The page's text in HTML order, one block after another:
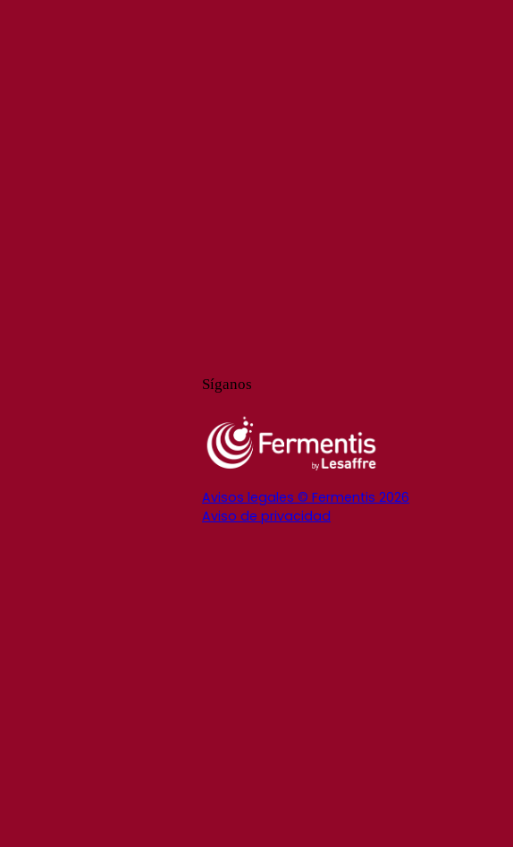
Síganos
Avisos legales © Fermentis 2026
Aviso de privacidad